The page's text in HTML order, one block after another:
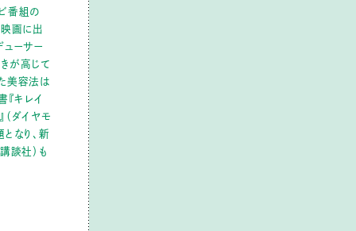
番組の
映画に出
ューサー
が高じて
美容法は
キレイ
（ダイヤモ
なり、新
談社）も